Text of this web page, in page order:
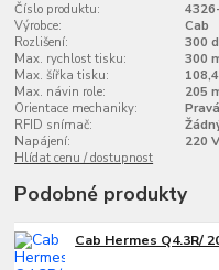
Číslo produktu:
Výrobce:
Cab
Rozlišení:
300
Max. rychlost tisku:
300
Max. šířka tisku:
Max. návin role:
205
Orientace mechaniky:
Pravá
RFID snímač:
Napájení:
220 V
Hlídat cenu / dostupnost
Podobné produkty
Cab Hermes Q4.3R/